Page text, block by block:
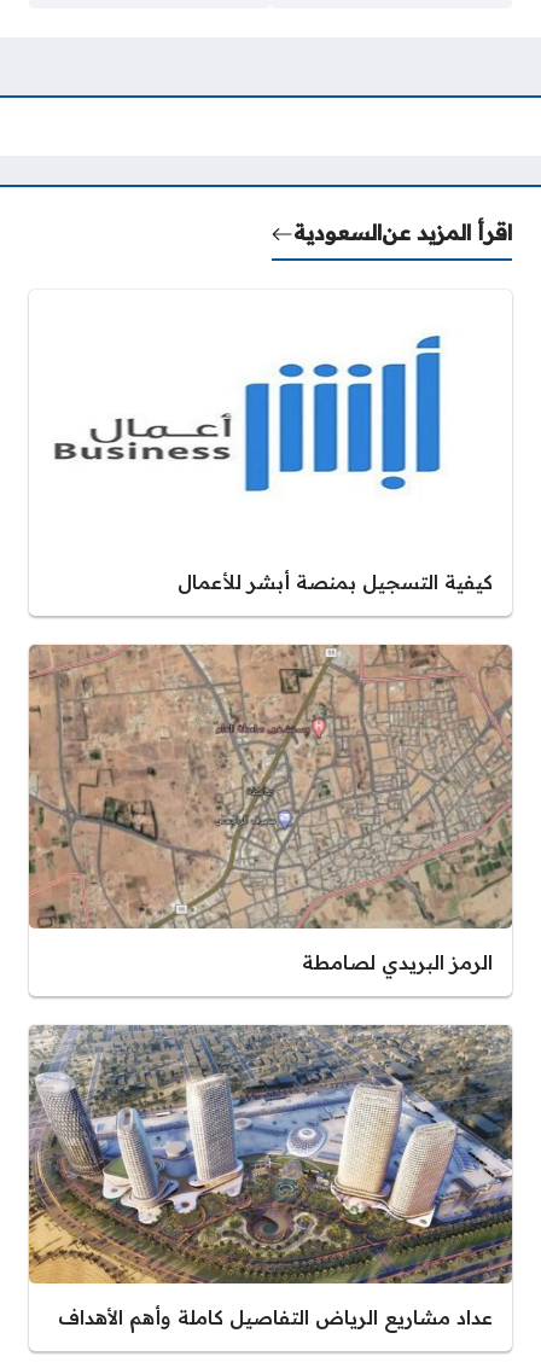
اقرأ المزيد عنالسعودية
كيفية التسجيل بمنصة أبشر للأعمال
الرمز البريدي لصامطة
عداد مشاريع الرياض التفاصيل كاملة وأهم الأهداف